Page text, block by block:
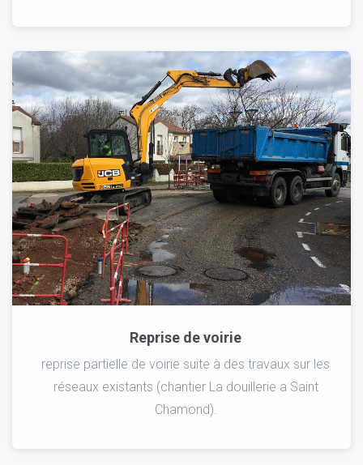
Reprise de voirie
reprise partielle de voirie suite à des travaux sur les
réseaux existants (chantier La douillerie a Saint
Chamond).